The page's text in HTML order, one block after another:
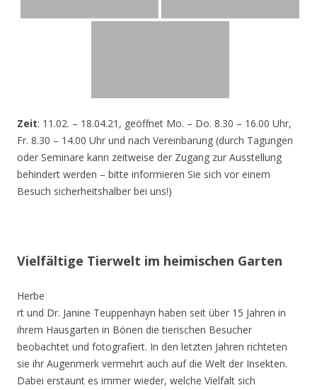
Zeit: 11.02. – 18.04.21, geöffnet Mo. – Do. 8.30 – 16.00 Uhr,
Fr. 8.30 – 14.00 Uhr und nach Vereinbarung (durch Tagungen
oder Seminare kann zeitweise der Zugang zur Ausstellung
behindert werden – bitte informieren Sie sich vor einem
Besuch sicherheitshalber bei uns!)
Vielfältige Tierwelt im heimischen Garten
Herbe
rt und Dr. Janine Teuppenhayn haben seit über 15 Jahren in
ihrem Hausgarten in Bönen die tierischen Besucher
beobachtet und fotografiert. In den letzten Jahren richteten
sie ihr Augenmerk vermehrt auch auf die Welt der Insekten.
Dabei erstaunt es immer wieder, welche Vielfalt sich